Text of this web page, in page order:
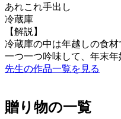
あれこれ手出し
冷蔵庫
【解説】
冷蔵庫の中は年越しの食材
一つ一つ吟味して、年末年
先生の作品一覧を見る
贈り物の一覧